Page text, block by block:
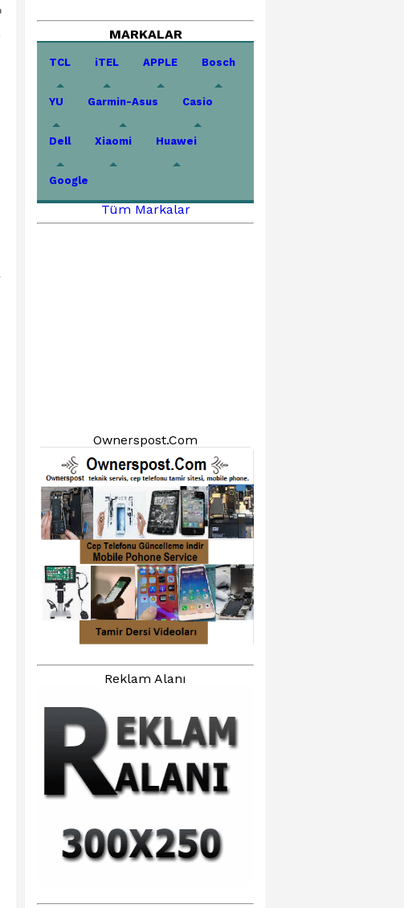
MARKALAR
TCL iTEL APPLE Bosch
YU Garmin-Asus Casio
Dell Xiaomi Huawei
Google
Tüm Markalar
Ownerspost.Com
Reklam Alanı